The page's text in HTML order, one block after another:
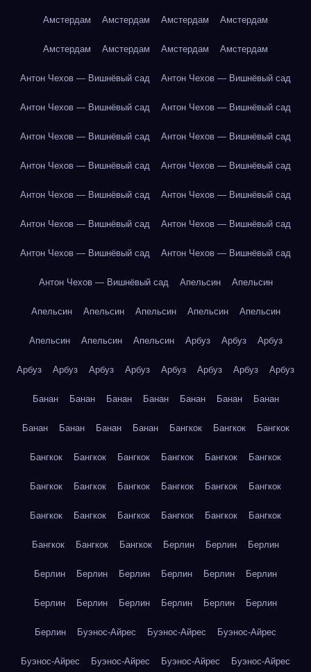
Амстердам Амстердам Амстердам Амстердам
Амстердам Амстердам Амстердам Амстердам
Антон Чехов — Вишнёвый сад Антон Чехов — Вишнёвый сад
Антон Чехов — Вишнёвый сад Антон Чехов — Вишнёвый сад
Антон Чехов — Вишнёвый сад Антон Чехов — Вишнёвый сад
Антон Чехов — Вишнёвый сад Антон Чехов — Вишнёвый сад
Антон Чехов — Вишнёвый сад Антон Чехов — Вишнёвый сад
Антон Чехов — Вишнёвый сад Антон Чехов — Вишнёвый сад
Антон Чехов — Вишнёвый сад Антон Чехов — Вишнёвый сад
Антон Чехов — Вишнёвый сад Апельсин Апельсин
Апельсин Апельсин Апельсин Апельсин Апельсин
Апельсин Апельсин Апельсин Арбуз Арбуз Арбуз
Арбуз Арбуз Арбуз Арбуз Арбуз Арбуз Арбуз Арбуз
Банан Банан Банан Банан Банан Банан Банан
Банан Банан Банан Банан Бангкок Бангкок Бангкок
Бангкок Бангкок Бангкок Бангкок Бангкок Бангкок
Бангкок Бангкок Бангкок Бангкок Бангкок Бангкок
Бангкок Бангкок Бангкок Бангкок Бангкок Бангкок
Бангкок Бангкок Бангкок Берлин Берлин Берлин
Берлин Берлин Берлин Берлин Берлин Берлин
Берлин Берлин Берлин Берлин Берлин Берлин
Берлин Буэнос-Айрес Буэнос-Айрес Буэнос-Айрес
Буэнос-Айрес Буэнос-Айрес Буэнос-Айрес Буэнос-Айрес